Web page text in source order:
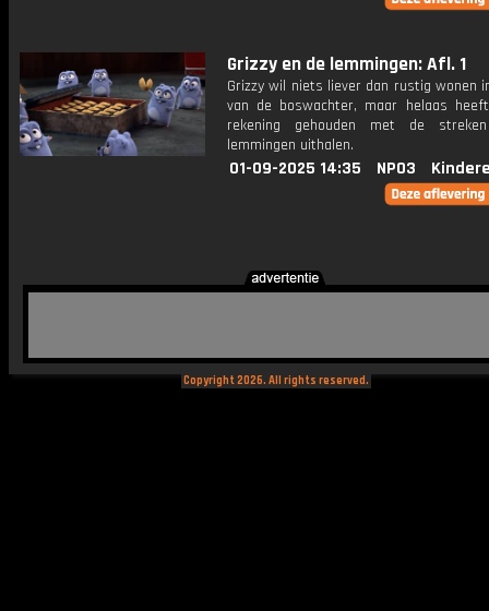
Grizzy en de lemmingen: Afl. 1
Grizzy wil niets liever dan rustig wonen
van de boswachter, maar helaas
rekening gehouden met de
lemmingen uithalen.
01-09-2025 14:35 NPO3
Copyright 2026. All rights reserved.